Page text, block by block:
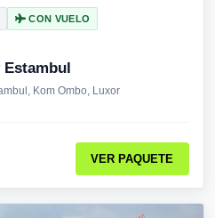
CON VUELO
Kom Ombo, Luxor
VER PAQUETE